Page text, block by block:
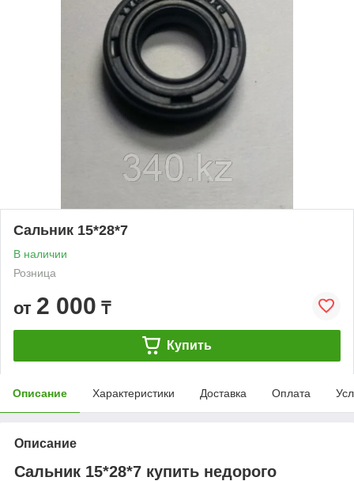
Сальник 15*28*7
В наличии
Розница
от 2 000 ₸
Купить
Описание Характеристики Доставка Оплата
Описание
Сальник 15*28*7 купить недорого